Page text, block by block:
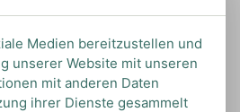
Medien bereitzustellen und
unserer Website mit unseren
mit anderen Daten
ihrer Dienste gesammelt